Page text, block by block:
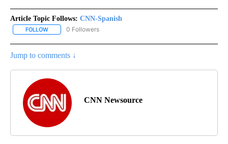
Article Topic Follows: CNN-Spanish
FOLLOW FOLLOW "CNN-SPANISH" TO RECEIVE NOTIFICATIONS ABOUT
0 Followers
Jump to comments ↓
CNN Newsource